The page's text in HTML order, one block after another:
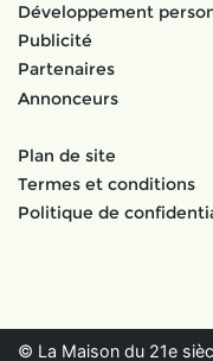
Développement
Publicité
Partenaires
Annonceurs
Plan de site
Termes et conditions
Politique de
© La Maison du 21e